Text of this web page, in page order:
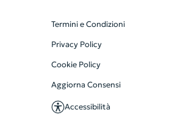
Termini e Condizioni
Privacy Policy
Cookie Policy
Aggiorna Consensi
Accessibilità